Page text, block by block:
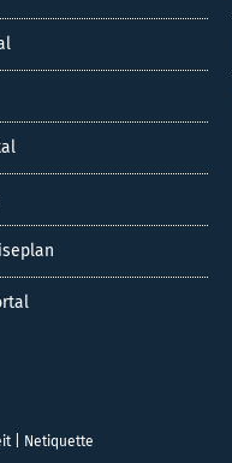
| Netiquette